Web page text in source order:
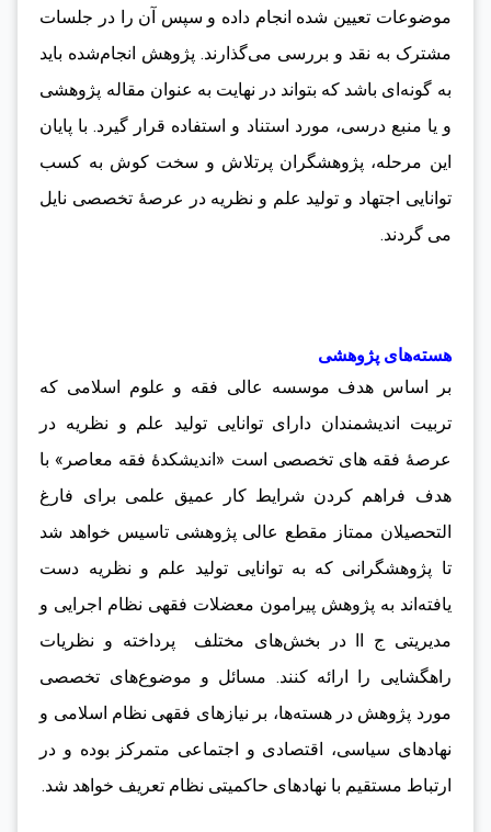
موضوعات تعیین شده انجام داده و سپس آن را در جلسات
مشترک به نقد و بررسی می‌گذارند. پژوهش‌ انجام‌شده باید
به گونه‌ای باشد که بتواند در نهایت به عنوان مقاله پژوهشی
و یا منبع درسی، مورد استناد و استفاده قرار گیرد. با پایان
این مرحله، پژوهشگران پرتلاش و سخت کوش به کسب
توانایی اجتهاد و تولید علم و نظریه در عرصۀ تخصصی نایل
می گردند.
هسته‌های پژوهشی
بر اساس هدف موسسه عالی فقه و علوم اسلامی که
تربیت اندیشمندان دارای توانایی تولید علم و نظریه در
عرصۀ فقه های تخصصی است «اندیشکدۀ فقه معاصر» با
هدف فراهم کردن شرایط کار عمیق علمی برای فارغ
التحصیلان ممتاز مقطع عالی پژوهشی تاسیس خواهد شد
تا پژوهشگرانی که به توانایی تولید علم و نظریه دست
یافته‌اند به پژوهش پیرامون معضلات فقهی نظام اجرایی و
مدیریتی ج اا در بخش‌های مختلف پرداخته و نظریات
راهگشایی را ارائه کنند. مسائل و موضوع‌های تخصصی
مورد پژوهش در هسته‌ها، بر نیازهای فقهی نظام اسلامی و
نهادهای سیاسی، اقتصادی و اجتماعی متمرکز بوده و در
ارتباط مستقیم با نهادهای حاکمیتی نظام تعریف خواهد شد.